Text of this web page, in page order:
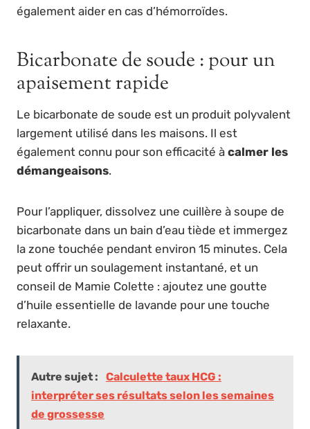
également aider en cas d’hémorroïdes.
Bicarbonate de soude : pour un
apaisement rapide
Le bicarbonate de soude est un produit polyvalent
largement utilisé dans les maisons. Il est
également connu pour son efficacité à calmer les
démangeaisons.
Pour l’appliquer, dissolvez une cuillère à soupe de
bicarbonate dans un bain d’eau tiède et immergez
la zone touchée pendant environ 15 minutes. Cela
peut offrir un soulagement instantané, et un
conseil de Mamie Colette : ajoutez une goutte
d’huile essentielle de lavande pour une touche
relaxante.
Autre sujet :
Calculette taux HCG :
interpréter ses résultats selon les semaines
de grossesse